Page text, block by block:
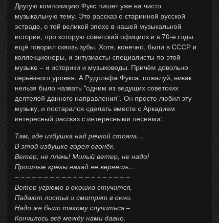
Другую композицию Фукс пишет уже на чисто
музыкальную тему. Это рассказ о старинной русской
эстраде, о той великой эпохе в нашей музыкальной
истории, про которую советский официоз и в 70-е годы
ещё говорил сквозь зубы. Хотя, конечно, были в СССР и
коллекционеры, и энтузиасты-специалисты по этой
музыке – и историки и музыковеды. Причём довольно
серьёзного уровня. А Рудольфа Фукса, пожалуй, никак
нельзя было назвать "одним из ведущих советских
деятелей данного направления". Он просто любил эту
музыку, и постарался сделать вместе с Аркадием
интересный рассказ с интересными песнями:
Там, где избушка над речкой стояла…
В этой избушке горел огонёк.
Ветер, не плачь! Милый ветер, не надо!
Прошлые грёзы назад не вернёшь…
– – – – – – – – – – – – – – – – – – – –
Ветер угрюмо в окошко стучится,
Падают листья и смотрят в окно.
Надо же было такому случиться –
Кончилось всё между нами давно.